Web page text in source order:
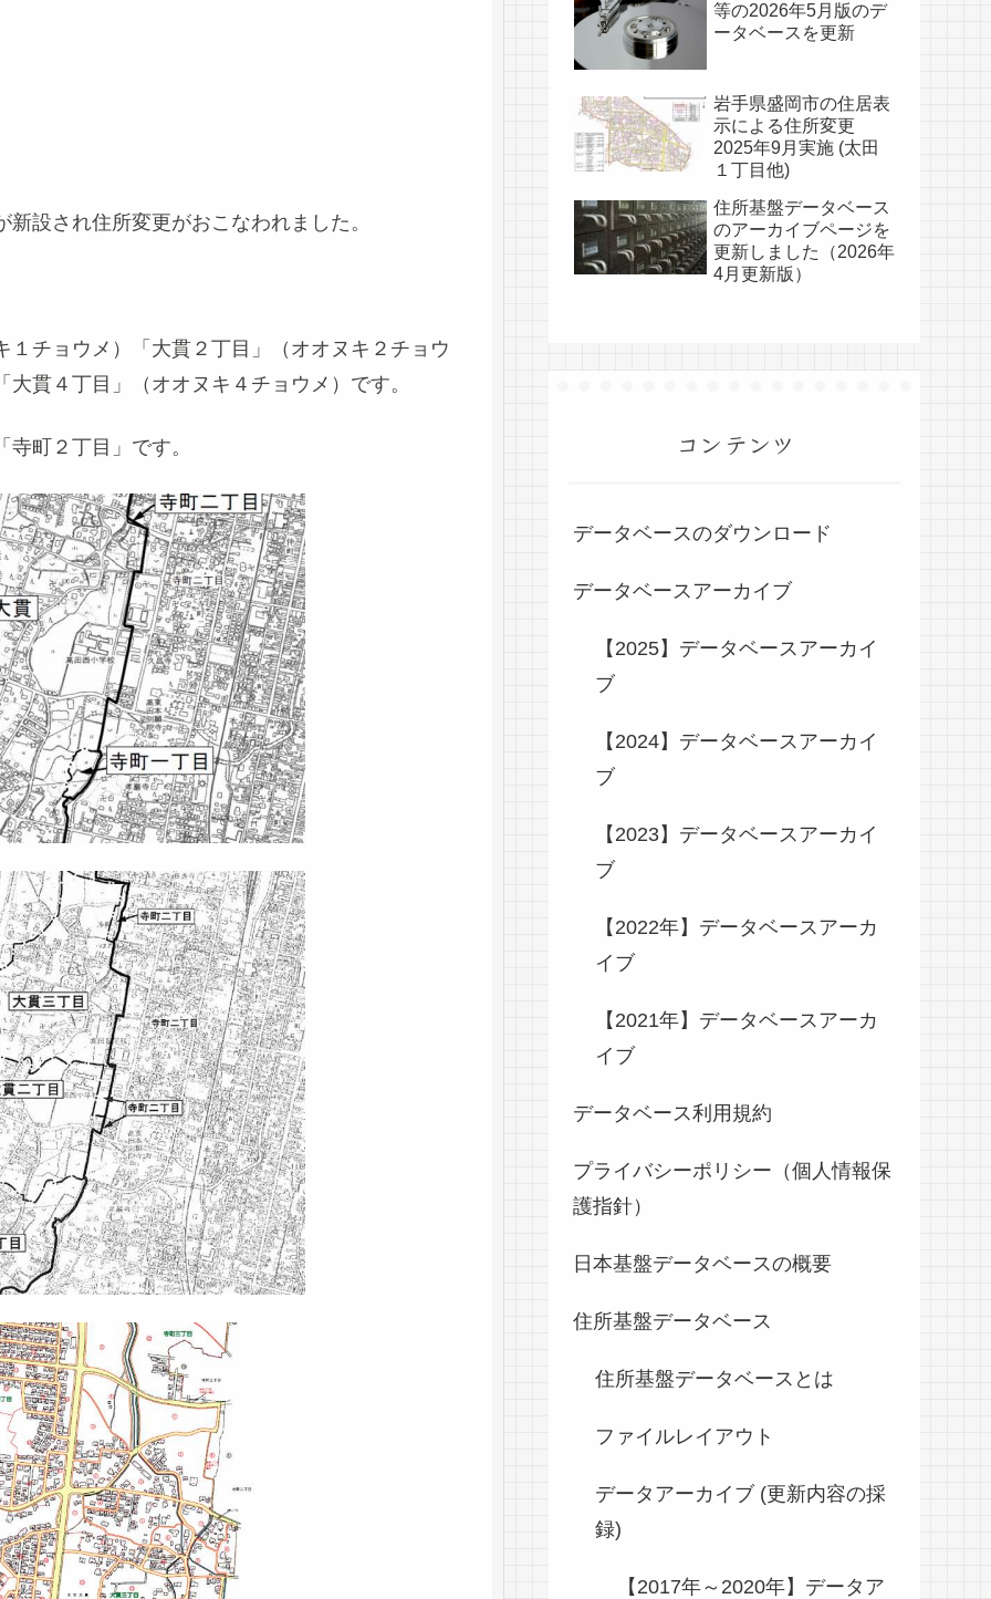
設され住所変更がおこなわれました。
チョウメ）「大貫２丁目」（オオヌキ２チョウ
貫４丁目」（オオヌキ４チョウメ）です。
町２丁目」です。
等の2026年5月版のデ
ータベースを更新
岩手県盛岡市の住居表
示による住所変更
2025年9月実施 (太田
１丁目他)
住所基盤データベース
のアーカイブページを
更新しました（2026年
4月更新版）
コンテンツ
データベースのダウンロード
データベースアーカイブ
【2025】データベースアーカイ
ブ
【2024】データベースアーカイ
ブ
【2023】データベースアーカイ
ブ
【2022年】データベースアーカ
イブ
【2021年】データベースアーカ
イブ
データベース利用規約
プライバシーポリシー（個人情報保
護指針）
日本基盤データベースの概要
住所基盤データベース
住所基盤データベースとは
ファイルレイアウト
データアーカイブ (更新内容の採
録)
【2017年～2020年】データア